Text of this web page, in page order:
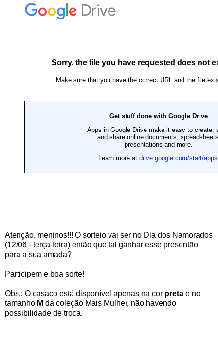
Atenção, meninos!!! O sorteio vai ser no Dia dos Namorados
(12/06 - terça-feira) então que tal ganhar esse presentão
para a sua amada?
Participem e boa sorte!
Obs.: O casaco está disponível apenas na cor preta e no
tamanho M da coleção Mais Mulher, não havendo
possibilidade de troca.